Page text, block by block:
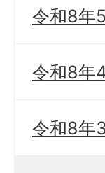
令和8年
令和8年
令和8年